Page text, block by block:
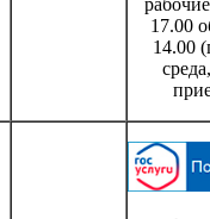
17.00
14.00